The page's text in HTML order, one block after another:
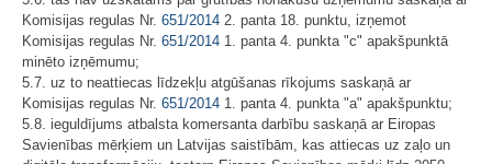
Komisijas regulas Nr. 651/2014 2. panta 18. punktu, izņemot
Komisijas regulas Nr. 651/2014 1. panta 4. punkta "c" apakšpunktā
minēto izņēmumu;
5.7. uz to neattiecas līdzekļu atgūšanas rīkojums saskaņā ar
Komisijas regulas Nr. 651/2014 1. panta 4. punkta "a" apakšpunktu;
5.8. ieguldījums atbalsta komersanta darbību saskaņā ar Eiropas
Savienības mērķiem un Latvijas saistībām, kas attiecas uz zaļo un